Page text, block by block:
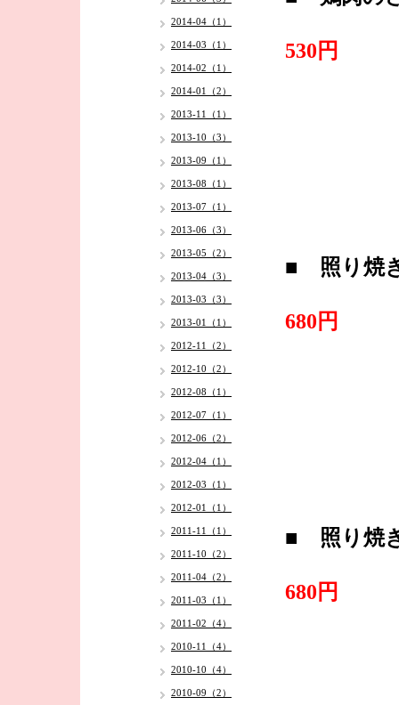
530円
■ 照り焼
680円
■ 照り焼
680円
2014-04（1）
2014-03（1）
2014-02（1）
2014-01（2）
2013-11（1）
2013-10（3）
2013-09（1）
2013-08（1）
2013-07（1）
2013-06（3）
2013-05（2）
2013-04（3）
2013-03（3）
2013-01（1）
2012-11（2）
2012-10（2）
2012-08（1）
2012-07（1）
2012-06（2）
2012-04（1）
2012-03（1）
2012-01（1）
2011-11（1）
2011-10（2）
2011-04（2）
2011-03（1）
2011-02（4）
2010-11（4）
2010-10（4）
2010-09（2）